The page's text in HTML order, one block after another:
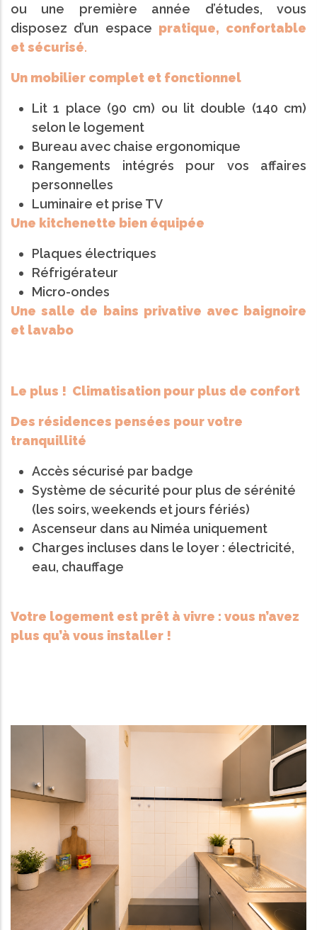
ou une première année d’études, vous
disposez d’un espace pratique, confortable
et sécurisé.
Un mobilier complet et fonctionnel
Lit 1 place (90 cm) ou lit double (140 cm)
selon le logement
Bureau avec chaise ergonomique
Rangements intégrés pour vos affaires
personnelles
Luminaire et prise TV
Une kitchenette bien équipée
Plaques électriques
Réfrigérateur
Micro-ondes
Une salle de bains privative avec baignoire
et lavabo
Le plus ! Climatisation pour plus de confort
Des résidences pensées pour votre
tranquillité
Accès sécurisé par badge
Système de sécurité pour plus de sérénité
(les soirs, weekends et jours fériés)
Ascenseur dans au Niméa uniquement
Charges incluses dans le loyer : électricité,
eau, chauffage
Votre logement est prêt à vivre : vous n’avez
plus qu’à vous installer !